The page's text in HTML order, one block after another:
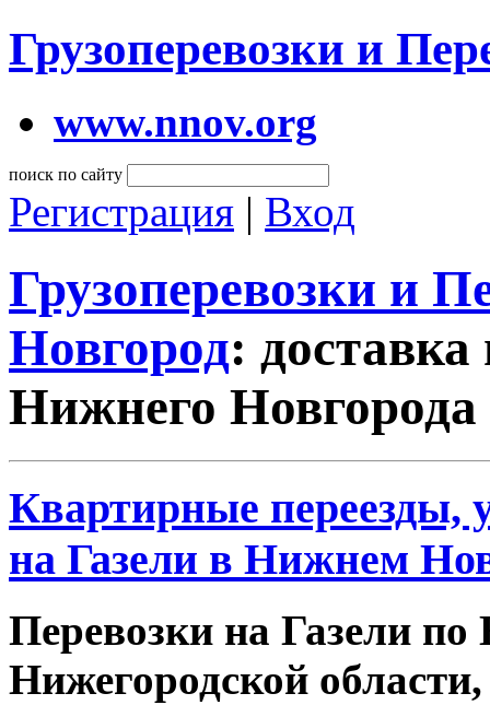
Грузоперевозки и
www.nnov.org
поиск по сайту
Регистрация | Вход
Грузоперевозки и
Новгород:
Нижнего
Квартирные переезды,
на Газели в Нижнем
Перевозки на Газели
Нижегородской